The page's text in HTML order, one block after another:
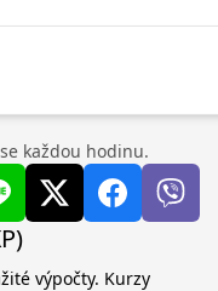
každou hodinu.
výpočty. Kurzy